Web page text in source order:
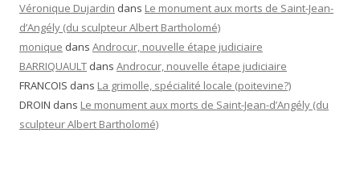
Véronique Dujardin dans Le monument aux morts de Saint-Jean-
d’Angély (du sculpteur Albert Bartholomé)
monique dans Androcur, nouvelle étape judiciaire
BARRIQUAULT dans Androcur, nouvelle étape judiciaire
FRANCOIS dans La grimolle, spécialité locale (poitevine?)
DROIN dans Le monument aux morts de Saint-Jean-d’Angély (du
sculpteur Albert Bartholomé)